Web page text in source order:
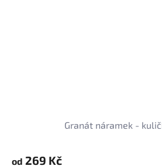
Granát náramek -
od 269 Kč